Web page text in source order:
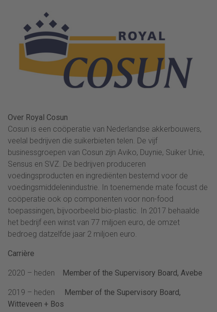
Over Royal Cosun
Cosun is een coöperatie van Nederlandse akkerbouwers,
veelal bedrijven die suikerbieten telen. De vijf
businessgroepen van Cosun zijn Aviko, Duynie, Suiker Unie,
Sensus en SVZ. De bedrijven produceren
voedingsproducten en ingrediënten bestemd voor de
voedingsmiddelenindustrie. In toenemende mate focust de
coöperatie ook op componenten voor non-food
toepassingen, bijvoorbeeld bio-plastic. In 2017 behaalde
het bedrijf een winst van 77 miljoen euro, de omzet
bedroeg datzelfde jaar 2 miljoen euro.
Carrière
2020 – heden Member of the Supervisory Board, Avebe
2019 – heden
Member of the Supervisory Board,
Witteveen + Bos